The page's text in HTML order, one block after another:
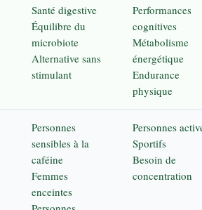
Santé digestive
Équilibre du
microbiote
Alternative sans
stimulant
Performances
cognitives
Métabolisme
énergétique
Endurance
physique
Personnes
sensibles à la
caféine
Femmes
enceintes
Personnes
Sportifs
Besoin de
concentration